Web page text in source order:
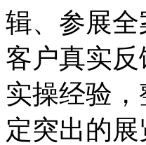
辑、参展
客户真实
实操经验
定突出的